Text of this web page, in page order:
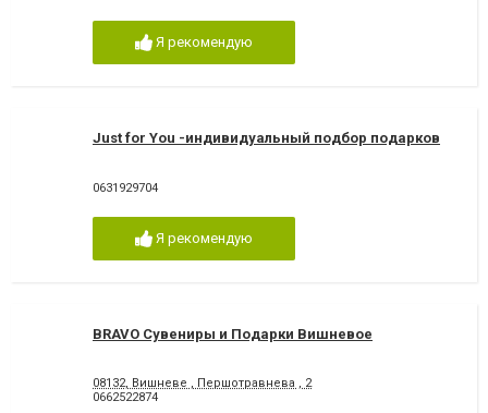
Я рекомендую
Just for You -индивидуальный подбор подарков
0631929704
Я рекомендую
BRAVO Сувениры и Подарки Вишневое
08132, Вишневе , Першотравнева , 2
0662522874